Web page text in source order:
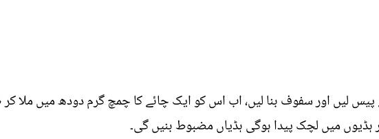
لیں اور سفوف بنا لیں، اب اس کو ایک چائے کا چمچ گرم دودھ میں ملا
ہڈیوں میں لچک پیدا ہوگی ہڈیاں مضبوط بنیں گی۔